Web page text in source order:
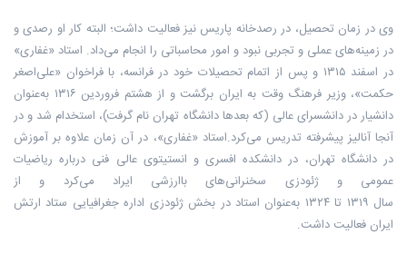
وی در زمان تحصیل، در رصدخانه پاریس نیز فعالیت داشت؛ البته کار او رصدی و
در زمینه‌های عملی و تجربی نبود و امور محاسباتی را انجام می‌داد. استاد «غفاری»
در اسفند ۱۳۱۵ و پس از اتمام تحصیلات خود در فرانسه، با فراخوان «علی‌اصغر
حکمت»، وزیر فرهنگ وقت به ایران برگشت و از هشتم فروردین ۱۳۱۶ به‌عنوان
دانشیار در دانشسرای عالی (که بعدها دانشگاه تهران نام گرفت)، استخدام شد و در
آنجا آنالیز پیشرفته تدریس می‌کرد.استاد «غفاری»، در آن زمان علاوه بر آموزش
در دانشگاه تهران، در دانشکده افسری و انستیتوی عالی فنی درباره ریاضیات
عمومی و ژئودزی سخنرانی‌های باارزشی ایراد می‌کرد و از
سال ۱۳۱۹ تا ۱۳۲۴ به‌عنوان استاد در بخش ژئودزی اداره جغرافیایی ستاد ارتش
ایران فعالیت داشت.